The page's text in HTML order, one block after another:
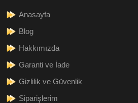
Anasayfa
Blog
Hakkımızda
Garanti ve İade
Gizlilik ve Güvenlik
Siparişlerim